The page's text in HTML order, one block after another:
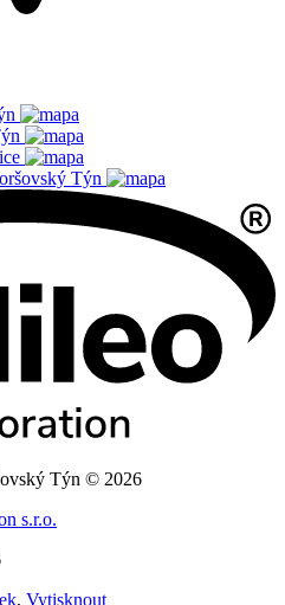
Týn
Týn © 2026
s.r.o.
, Vytisknout